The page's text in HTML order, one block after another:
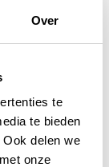
Over
te
te bieden
delen we
onze